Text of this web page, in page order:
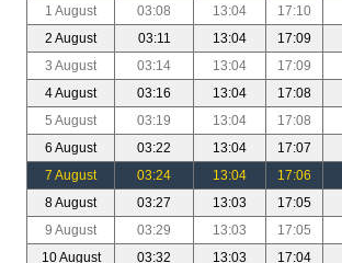
1 August
03:08 13:04 17:10
2 August
03:11 13:04 17:09
3 August
03:14 13:04 17:09
4 August
03:16 13:04 17:08
5 August
03:19 13:04 17:08
6 August
03:22 13:04 17:07
7 August
03:24 13:04 17:06
8 August
03:27 13:03 17:05
9 August
03:29 13:03 17:05
10 August
03:32 13:03 17:04